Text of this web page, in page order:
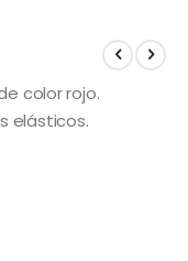
color rojo.
elásticos.